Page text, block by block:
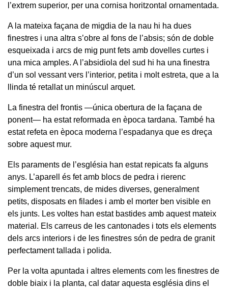
l’extrem superior, per una cornisa horitzontal ornamentada.
A la mateixa façana de migdia de la nau hi ha dues
finestres i una altra s’obre al fons de l’absis; són de doble
esqueixada i arcs de mig punt fets amb dovelles curtes i
una mica amples. A l’absidiola del sud hi ha una finestra
d’un sol vessant vers l’interior, petita i molt estreta, que a la
llinda té retallat un minúscul arquet.
La finestra del frontis —única obertura de la façana de
ponent— ha estat reformada en època tardana. També ha
estat refeta en època moderna l’espadanya que es dreça
sobre aquest mur.
Els paraments de l’església han estat repicats fa alguns
anys. L’aparell és fet amb blocs de pedra i rierenc
simplement trencats, de mides diverses, generalment
petits, disposats en filades i amb el morter ben visible en
els junts. Les voltes han estat bastides amb aquest mateix
material. Els carreus de les cantonades i tots els elements
dels arcs interiors i de les finestres són de pedra de granit
perfectament tallada i polida.
Per la volta apuntada i altres elements com les finestres de
doble biaix i la planta, cal datar aquesta església dins el